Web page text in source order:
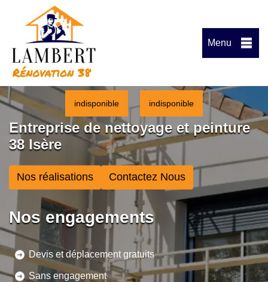
Menu
indisponible indisponible
Entreprise de nettoyage et peinture
38 Isère
Nos réalisations Contactez Nous
Nos engagements
Devis et déplacement gratuits
Sans engagement